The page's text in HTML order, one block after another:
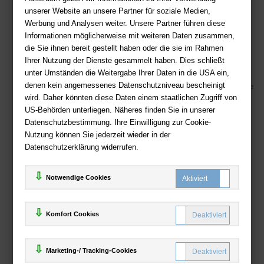
unserer Website an unsere Partner für soziale Medien,
Werbung und Analysen weiter. Unsere Partner führen diese
Informationen möglicherweise mit weiteren Daten zusammen,
die Sie ihnen bereit gestellt haben oder die sie im Rahmen
Ihrer Nutzung der Dienste gesammelt haben. Dies schließt
unter Umständen die Weitergabe Ihrer Daten in die USA ein,
denen kein angemessenes Datenschutzniveau bescheinigt
wird. Daher könnten diese Daten einem staatlichen Zugriff von
US-Behörden unterliegen. Näheres finden Sie in unserer
Datenschutzbestimmung. Ihre Einwilligung zur Cookie-
Nutzung können Sie jederzeit wieder in der
Datenschutzerklärung widerrufen.
Notwendige Cookies
Komfort Cookies
Marketing-/ Tracking-Cookies
Fragen per E-Mail: service@deutsche-buchhandlung.de
Telefon: +49 (0)511 - 982 684 41
Ihre Vorteile bei uns
Kostenloser Versand ab 36,- EUR Bestellwert
Sicherer Online Shop und Zahlung mit SSL-Verschlüsselung
Viele Zahlungsmethoden wie PayPal, Amazon Payment, Vorkasse
Zahlweisen